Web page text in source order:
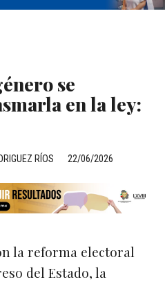
se
en la ley:
22/06/2026
RÍOS
la reforma electoral
del Estado, la